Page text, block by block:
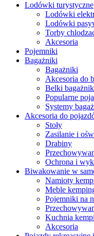
Lodówki turystyczne
Lodówki
Lodówki
Torby
Akcesoria
Pojemniki
Bagażniki
Bagażniki
Akcesoria do
Belki
Popularne
Systemy
Akcesoria do
Stoły
Zasilanie i
Drabiny
Ochrona i
Biwakowanie w
Namioty
Meble
Pojemniki na
Kuchnia
Akcesoria